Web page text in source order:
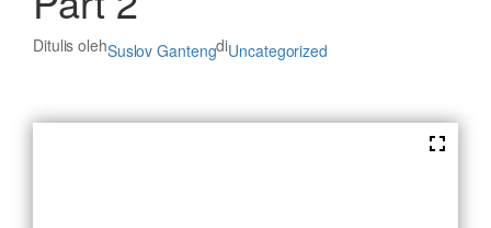
Ditulis olehSuslov GantengdiUncategorized